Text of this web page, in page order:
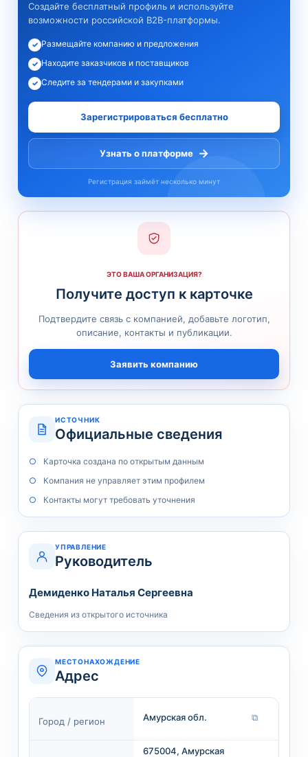
Создайте бесплатный профиль и используйте
возможности российской B2B-платформы.
✓ Размещайте компанию и предложения
✓ Находите заказчиков и поставщиков
✓ Следите за тендерами и закупками
Зарегистрироваться бесплатно
Узнать о платформе →
Регистрация займёт несколько минут
ЭТО ВАША ОРГАНИЗАЦИЯ?
Получите доступ к карточке
Подтвердите связь с компанией, добавьте логотип,
описание, контакты и публикации.
Заявить компанию
ИСТОЧНИК
Официальные сведения
Карточка создана по открытым данным
Компания не управляет этим профилем
Контакты могут требовать уточнения
УПРАВЛЕНИЕ
Руководитель
Демиденко Наталья Сергеевна
Сведения из открытого источника
МЕСТОНАХОЖДЕНИЕ
Адрес
Город / регион Амурская обл. ⧉
675004, Амурская